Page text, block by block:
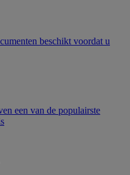
beschikt voordat u
een van de populairste